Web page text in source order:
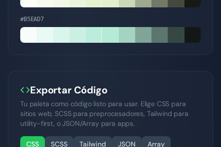
#B5EAD7
Exportar Código
Tu paleta como código listo para usar. Elige CSS para
sitios web, SCSS para preprocesadores, Tailwind para
utility-first, o JSON/Array para apps.
CSS SCSS Tailwind JSON Array